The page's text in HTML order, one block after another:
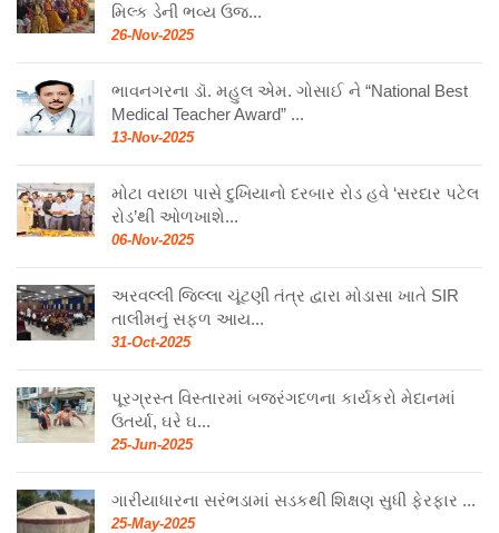
મિલ્ક ડેની ભવ્ય ઉજ...
26-Nov-2025
ભાવનગરના ડૉ. મહુલ એમ. ગોસાઈ ને “National Best
Medical Teacher Award” ...
13-Nov-2025
મોટા વરાછા પાસે દુખિયાનો દરબાર રોડ હવે ‘સરદાર પટેલ
રોડ’થી ઓળખાશે...
06-Nov-2025
અરવલ્લી જિલ્લા ચૂંટણી તંત્ર દ્વારા મોડાસા ખાતે SIR
તાલીમનું સફળ આય...
31-Oct-2025
પૂરગ્રસ્ત વિસ્તારમાં બજરંગદળના કાર્યકરો મેદાનમાં
ઉતર્યા, ઘરે ઘ...
25-Jun-2025
ગારીયાધારના સરંભડામાં સડકથી શિક્ષણ સુધી ફેરફાર ...
25-May-2025